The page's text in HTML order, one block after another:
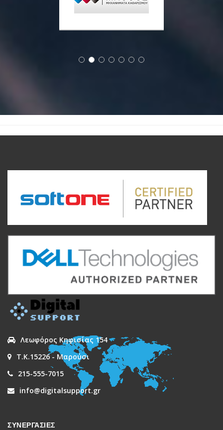
Λεωφόρος Κηφισίας 154
Τ.Κ.15226 - Μαρούσι
215-555-7015
info@digitalsupport.gr
ΣΥΝΕΡΓΑΣΙΕΣ